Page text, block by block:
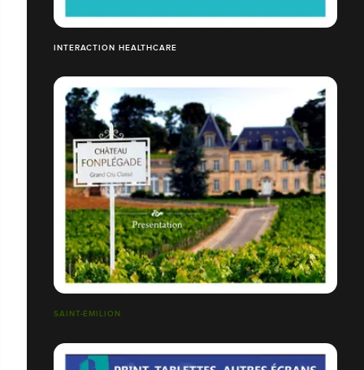
INTERACTION HEALTHCARE
SAINT-ÉMILION